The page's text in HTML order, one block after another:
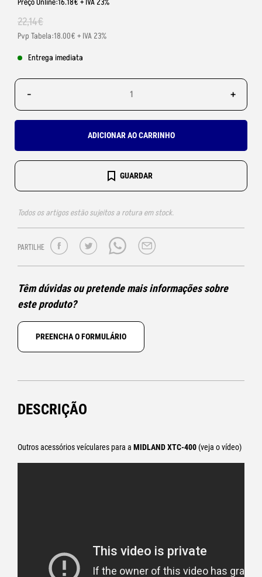
22,14€
Pvp Tabela:18.00€ + IVA 23%
Entrega imediata
- +
ADICIONAR AO CARRINHO
GUARDAR
Todos os artigos estão sujeitos a rotura em stock.
PARTILHE
Têm dúvidas ou pretende mais informações sobre
este produto?
PREENCHA O FORMULÁRIO
DESCRIÇÃO
Outros acessórios veículares para a MIDLAND XTC-400 (veja o vídeo)